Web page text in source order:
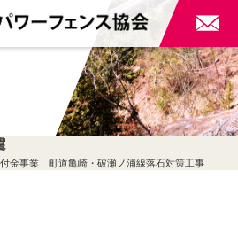

金事業 町道亀崎・破瀬ノ浦線落石対策工事